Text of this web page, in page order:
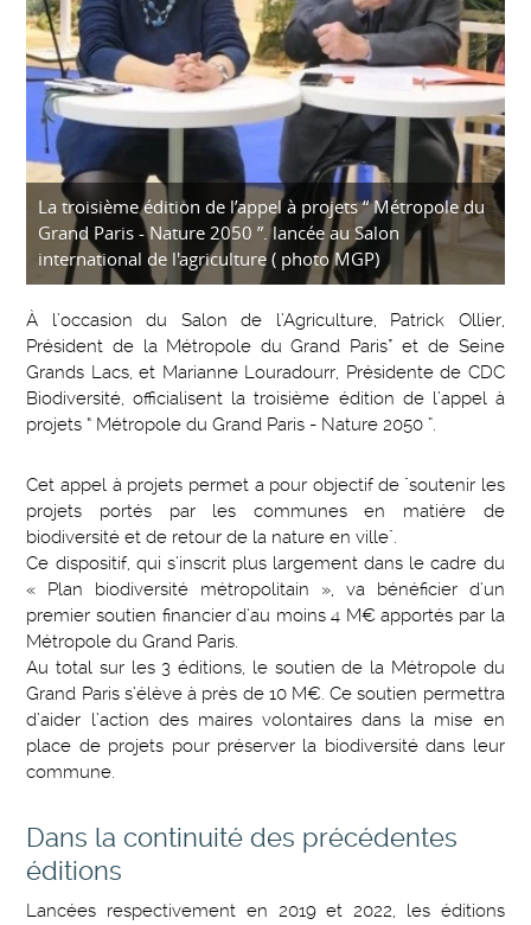
La troisième édition de l’appel à projets “ Métropole du
Grand Paris - Nature 2050 ”. lancée au Salon
international de l'agriculture ( photo MGP)
À l’occasion du Salon de l’Agriculture, Patrick Ollier,
Président de la Métropole du Grand Paris* et de Seine
Grands Lacs, et Marianne Louradourr, Présidente de CDC
Biodiversité, officialisent la troisième édition de l’appel à
projets “ Métropole du Grand Paris - Nature 2050 ”.
Cet appel à projets permet a pour objectif de "soutenir les
projets portés par les communes en matière de
biodiversité et de retour de la nature en ville".
Ce dispositif, qui s’inscrit plus largement dans le cadre du
« Plan biodiversité métropolitain », va bénéficier d’un
premier soutien financier d’au moins 4 M€ apportés par la
Métropole du Grand Paris.
Au total sur les 3 éditions, le soutien de la Métropole du
Grand Paris s’élève à près de 10 M€. Ce soutien permettra
d’aider l’action des maires volontaires dans la mise en
place de projets pour préserver la biodiversité dans leur
commune.
Dans la continuité des précédentes
éditions
Lancées respectivement en 2019 et 2022, les éditions